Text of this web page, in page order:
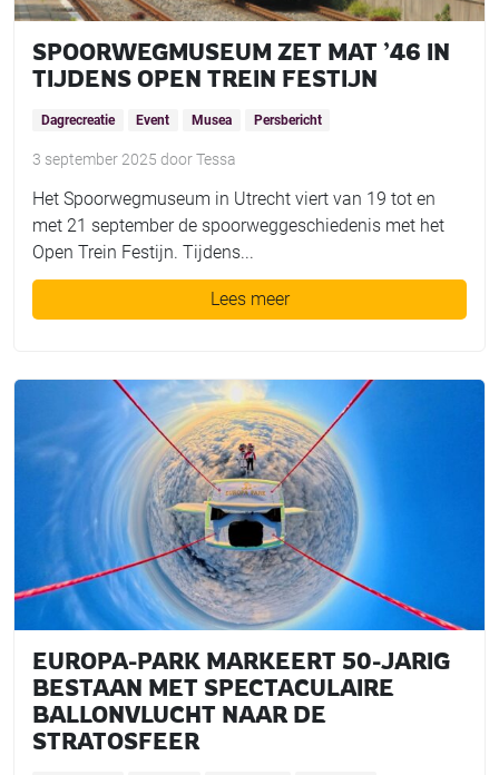
SPOORWEGMUSEUM ZET MAT ’46 IN
TIJDENS OPEN TREIN FESTIJN
Dagrecreatie Event Musea Persbericht
3 september 2025 doorTessa
Het Spoorwegmuseum in Utrecht viert van 19 tot en
met 21 september de spoorweggeschiedenis met het
Open Trein Festijn. Tijdens...
Lees meer
EUROPA-PARK MARKEERT 50-JARIG
BESTAAN MET SPECTACULAIRE
BALLONVLUCHT NAAR DE
STRATOSFEER